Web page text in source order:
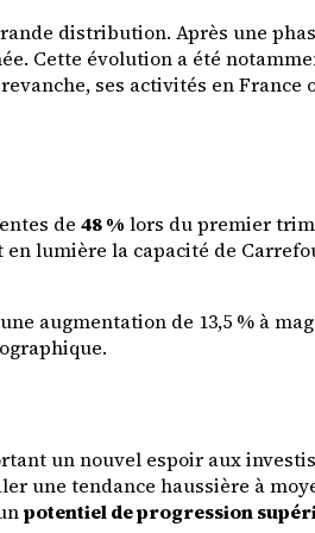
distribution. Après une
Cette évolution a été
ses activités en France
de 48 % lors du premier
lumière la capacité de
augmentation de 13,5 % à
un nouvel espoir aux
une tendance haussière à
potentiel de progression